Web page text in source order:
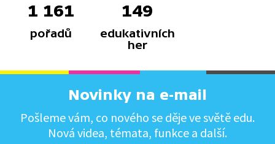
1 161
pořadů
149
edukativních
her
Novinky na e-mail
Pošleme vám, co nového se děje ve světě edu.
Nová videa, témata, funkce a další.